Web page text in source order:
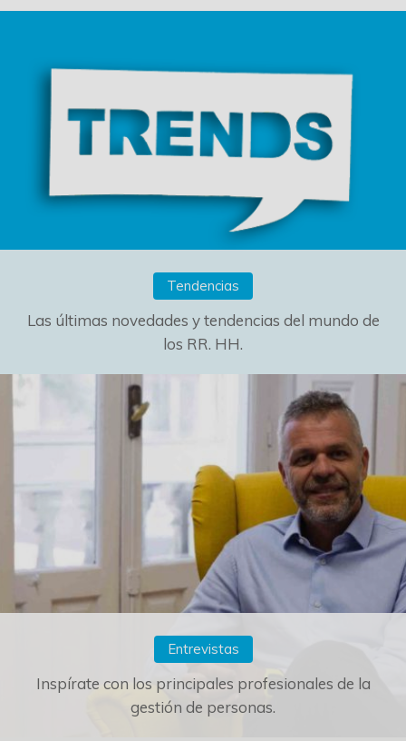
Tendencias
Las últimas novedades y tendencias del mundo de
los RR. HH.
Entrevistas
Inspírate con los principales profesionales de la
gestión de personas.